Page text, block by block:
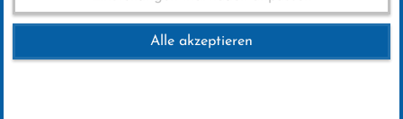
09 .Juni 2017
Alle akzeptieren